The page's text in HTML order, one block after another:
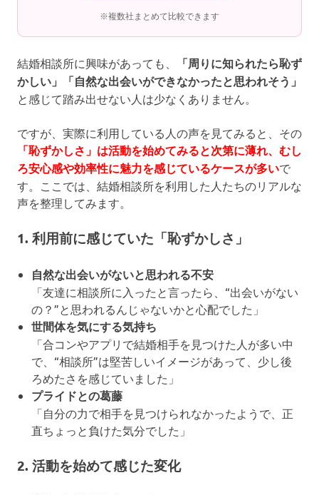
※複数社まとめて比較できます
結婚相談所に興味があっても、
「周りに知られたら恥ず
かしい」「自然な出会いができなかったと思われそう」
と感じて踏み出せない人は少なくありません。
ですが、実際に利用している人の声を見てみると、その
「恥ずかしさ」は活動を始めてみると次第に薄れ、むし
ろ安心感や効率性に魅力を感じているケースが多いで
す。ここでは、結婚相談所を利用した人たちのリアルな
声を整理してみます。
1. 利用前に感じていた「恥ずかしさ」
自然な出会いがないと思われる不安
「友達に相談所に入ったと言ったら、“出会いがない
の？”と思われるんじゃないかと心配でした」
世間体を気にする気持ち
「合コンやアプリで結婚相手を見つけた人が多い中
で、“相談所”は堅苦しいイメージがあって、少し後
ろめたさを感じていました」
プライドとの葛藤
「自分の力で相手を見つけられなかったようで、正
直ちょっと負けた気分でした」
2. 活動を始めて感じた変化